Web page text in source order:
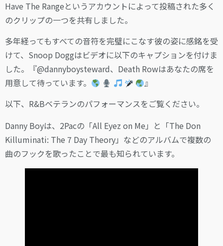
Have The Rangeというアカウントによって投稿された多く
のクリップの一つを共有しました。
多年経ってもすべての音符を完璧にこなす彼の姿に感銘を受
けて、Snoop Doggはビデオに以下のキャプションを付けま
した。『@dannyboysteward、Death Rowはあなたの席を
用意して待っています。
』
以下、R&Bベテランのパフォーマンスをご覧ください。
Danny Boyは、2Pacの「All Eyez on Me」と「The Don
Killuminati: The 7 Day Theory」などのアルバムで複数の
曲のフックを歌ったことで最も知られています。